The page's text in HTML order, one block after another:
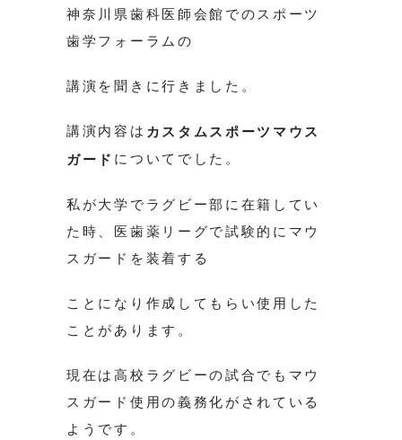
神奈川県歯科医師会館でのスポーツ
歯学フォーラムの
講演を聞きに行きました。
講演内容は カスタムスポーツマウス
ガード についてでした。
私が大学でラグビー部に在籍してい
た時、医歯薬リーグで試験的にマウ
スガードを装着する
ことになり作成してもらい使用した
ことがあります。
現在は高校ラグビーの試合でもマウ
スガード使用の義務化がされている
ようです。